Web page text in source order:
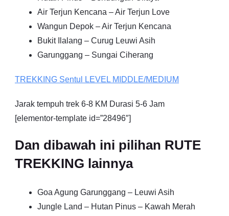
Air Terjun Kencana – Air Terjun Love
Wangun Depok – Air Terjun Kencana
Bukit Ilalang – Curug Leuwi Asih
Garunggang – Sungai Ciherang
TREKKING Sentul LEVEL MIDDLE/MEDIUM
Jarak tempuh trek 6-8 KM Durasi 5-6 Jam
[elementor-template id=”28496″]
Dan dibawah ini pilihan RUTE
TREKKING lainnya
Goa Agung Garunggang – Leuwi Asih
Jungle Land – Hutan Pinus – Kawah Merah